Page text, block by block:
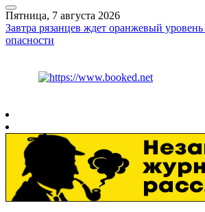
Пятница, 7 августа 2026
Завтра рязанцев ждет оранжевый
опасности